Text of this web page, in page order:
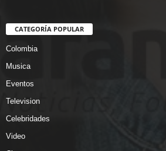
CATEGORÍA POPULAR
Colombia
Musica
Eventos
Television
Celebridades
Video